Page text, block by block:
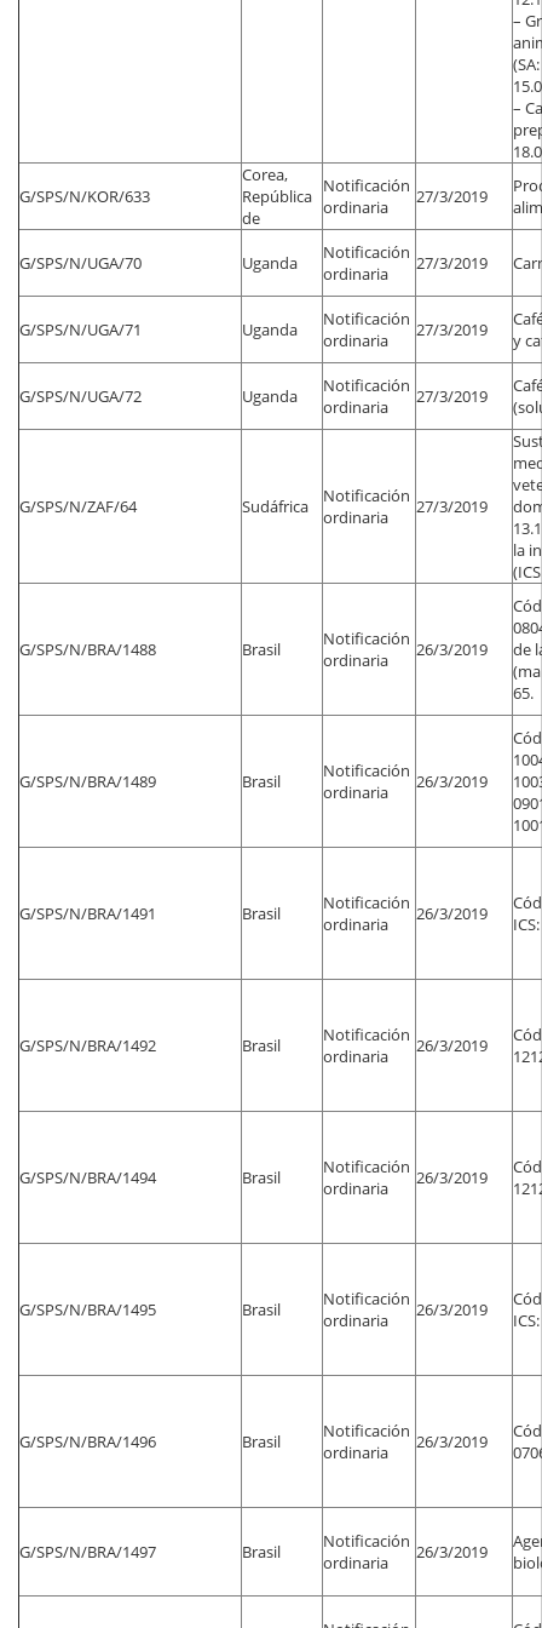
–
–
G/SPS/N/KOR/633
Corea,
República
de
Notificación
ordinaria
27/3/2019
G/SPS/N/UGA/70 Uganda
Notificación
ordinaria
27/3/2019
G/SPS/N/UGA/71 Uganda
Notificación
ordinaria
27/3/2019
y
G/SPS/N/UGA/72 Uganda
Notificación
ordinaria
27/3/2019
G/SPS/N/ZAF/64 Sudáfrica
Notificación
ordinaria
27/3/2019
la
G/SPS/N/BRA/1488 Brasil
Notificación
ordinaria
26/3/2019
de
65.
G/SPS/N/BRA/1489 Brasil
Notificación
ordinaria
26/3/2019
G/SPS/N/BRA/1491 Brasil
Notificación
ordinaria
26/3/2019
G/SPS/N/BRA/1492 Brasil
Notificación
ordinaria
26/3/2019
G/SPS/N/BRA/1494 Brasil
Notificación
ordinaria
26/3/2019
G/SPS/N/BRA/1495 Brasil
Notificación
ordinaria
26/3/2019
G/SPS/N/BRA/1496 Brasil
Notificación
ordinaria
26/3/2019
G/SPS/N/BRA/1497 Brasil
Notificación
ordinaria
26/3/2019